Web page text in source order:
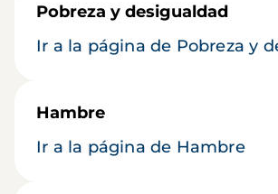
Pobreza y desigualdad
Ir a la página de Pobreza y
Hambre
Ir a la página de Hambre